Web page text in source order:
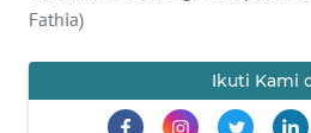
Fathia)
Ikuti Kami
KAMI
INFO